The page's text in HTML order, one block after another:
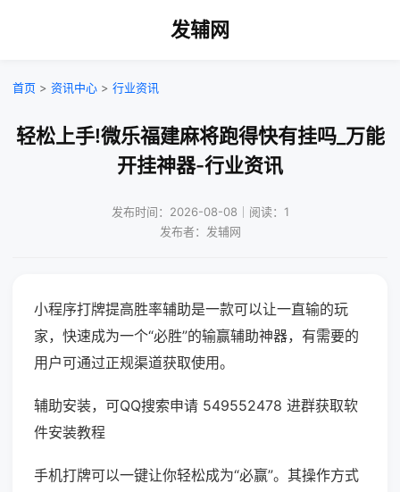
发辅网
首页 > 资讯中心 > 行业资讯
轻松上手!微乐福建麻将跑得快有挂吗_万能
开挂神器-行业资讯
发布时间：2026-08-08｜阅读：1
发布者：发辅网
小程序打牌提高胜率辅助是一款可以让一直输的玩
家，快速成为一个“必胜”的输赢辅助神器，有需要的
用户可通过正规渠道获取使用。
辅助安装，可QQ搜索申请 549552478 进群获取软
件安装教程
手机打牌可以一键让你轻松成为“必赢”。其操作方式